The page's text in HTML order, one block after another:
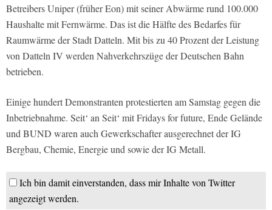
Betreibers Uniper (früher Eon) mit seiner Abwärme rund 100.000
Haushalte mit Fernwärme. Das ist die Hälfte des Bedarfes für
Raumwärme der Stadt Datteln. Mit bis zu 40 Prozent der Leistung
von Datteln IV werden Nahverkehrszüge der Deutschen Bahn
betrieben.
Einige hundert Demonstranten protestierten am Samstag gegen die
Inbetriebnahme. Seit‘ an Seit‘ mit Fridays for future, Ende Gelände
und BUND waren auch Gewerkschafter ausgerechnet der IG
Bergbau, Chemie, Energie und sowie der IG Metall.
Ich bin damit einverstanden, dass mir Inhalte von Twitter
angezeigt werden.